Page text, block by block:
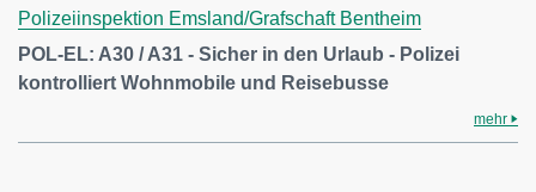
Polizeiinspektion Emsland/Grafschaft Bentheim
POL-EL: A30 / A31 - Sicher in den Urlaub - Polizei
kontrolliert Wohnmobile und Reisebusse
mehr